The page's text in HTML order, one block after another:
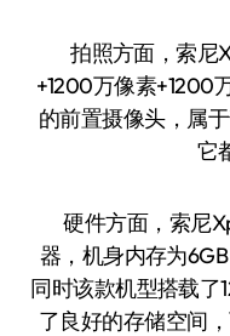
拍照方面，索尼Xperia 1更是搭载了1200万像素
+1200万像素+1200
的前置摄像头，属
它
硬件方面，索尼
器，机身内存为
同时该款机型搭载了
了良好的存储空间